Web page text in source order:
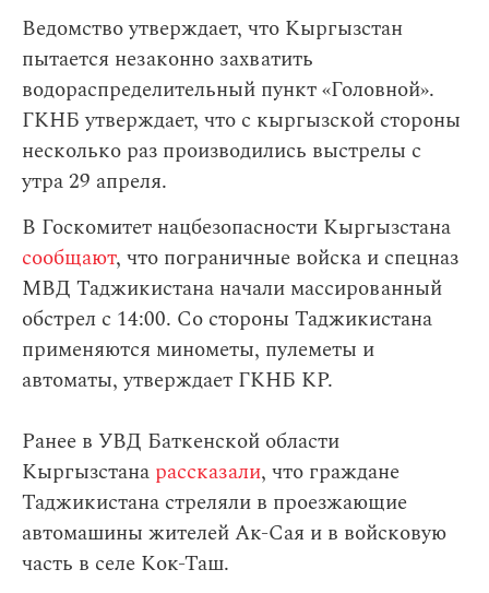
Ведомство утверждает, что Кыргызстан
пытается незаконно захватить
водораспределительный пункт «Головной».
ГКНБ утверждает, что с кыргызской стороны
несколько раз производились выстрелы с
утра 29 апреля.
В Госкомитет нацбезопасности Кыргызстана
сообщают, что пограничные войска и спецназ
МВД Таджикистана начали массированный
обстрел с 14:00. Со стороны Таджикистана
применяются минометы, пулеметы и
автоматы, утверждает ГКНБ КР.
Ранее в УВД Баткенской области
Кыргызстана рассказали, что граждане
Таджикистана стреляли в проезжающие
автомашины жителей Ак-Сая и в войсковую
часть в селе Кок-Таш.